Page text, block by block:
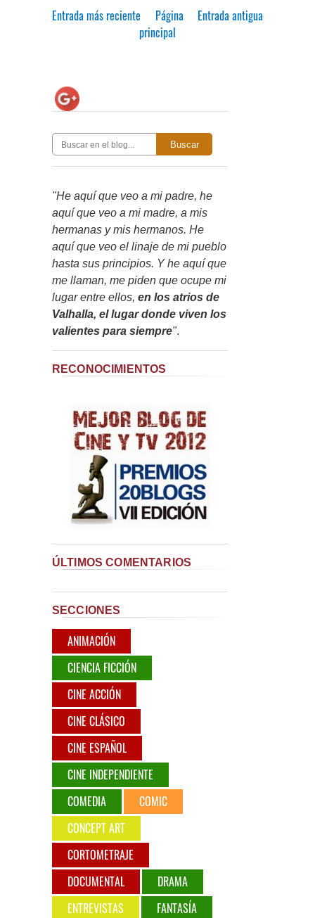
Entrada más reciente Entrada antigua
Página
principal
Buscar
"He aquí que veo a mi padre, he
aquí que veo a mi madre, a mis
hermanas y mis hermanos. He
aquí que veo el linaje de mi pueblo
hasta sus principios. Y he aquí que
me llaman, me piden que ocupe mi
lugar entre ellos, en los atrios de
Valhalla, el lugar donde viven los
valientes para siempre".
RECONOCIMIENTOS
ÚLTIMOS COMENTARIOS
SECCIONES
ANIMACIÓN
CIENCIA FICCIÓN
CINE ACCIÓN
CINE CLÁSICO
CINE ESPAÑOL
CINE INDEPENDIENTE
COMEDIA
COMIC
CONCEPT ART
CORTOMETRAJE
DOCUMENTAL
DRAMA
ENTREVISTAS
FANTASÍA